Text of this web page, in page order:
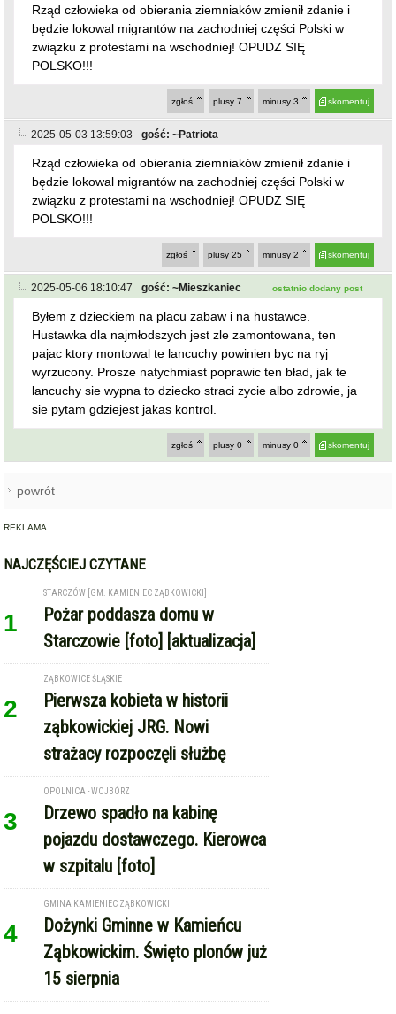
Rząd człowieka od obierania ziemniaków zmienił zdanie i
będzie lokowal migrantów na zachodniej części Polski w
związku z protestami na wschodniej! OPUDZ SIĘ
POLSKO!!!
skomentuj
minusy 3
plusy 7
zgłoś
2025-05-03 13:59:03 gość: ~Patriota
Rząd człowieka od obierania ziemniaków zmienił zdanie i
będzie lokowal migrantów na zachodniej części Polski w
związku z protestami na wschodniej! OPUDZ SIĘ
POLSKO!!!
skomentuj
minusy 2
plusy 25
zgłoś
2025-05-06 18:10:47 gość: ~Mieszkaniec ostatnio dodany post
Byłem z dzieckiem na placu zabaw i na hustawce.
Hustawka dla najmłodszych jest zle zamontowana, ten
pajac ktory montowal te lancuchy powinien byc na ryj
wyrzucony. Prosze natychmiast poprawic ten bład, jak te
lancuchy sie wypna to dziecko straci zycie albo zdrowie, ja
sie pytam gdziejest jakas kontrol.
skomentuj
minusy 0
plusy 0
zgłoś
powrót
REKLAMA
NAJCZĘŚCIEJ CZYTANE
1
STARCZÓW [GM. KAMIENIEC ZĄBKOWICKI]
Pożar poddasza domu w
Starczowie [foto] [aktualizacja]
2
ZĄBKOWICE ŚLĄSKIE
Pierwsza kobieta w historii
ząbkowickiej JRG. Nowi
strażacy rozpoczęli służbę
3
OPOLNICA - WOJBÓRZ
Drzewo spadło na kabinę
pojazdu dostawczego. Kierowca
w szpitalu [foto]
4
GMINA KAMIENIEC ZĄBKOWICKI
Dożynki Gminne w Kamieńcu
Ząbkowickim. Święto plonów już
15 sierpnia